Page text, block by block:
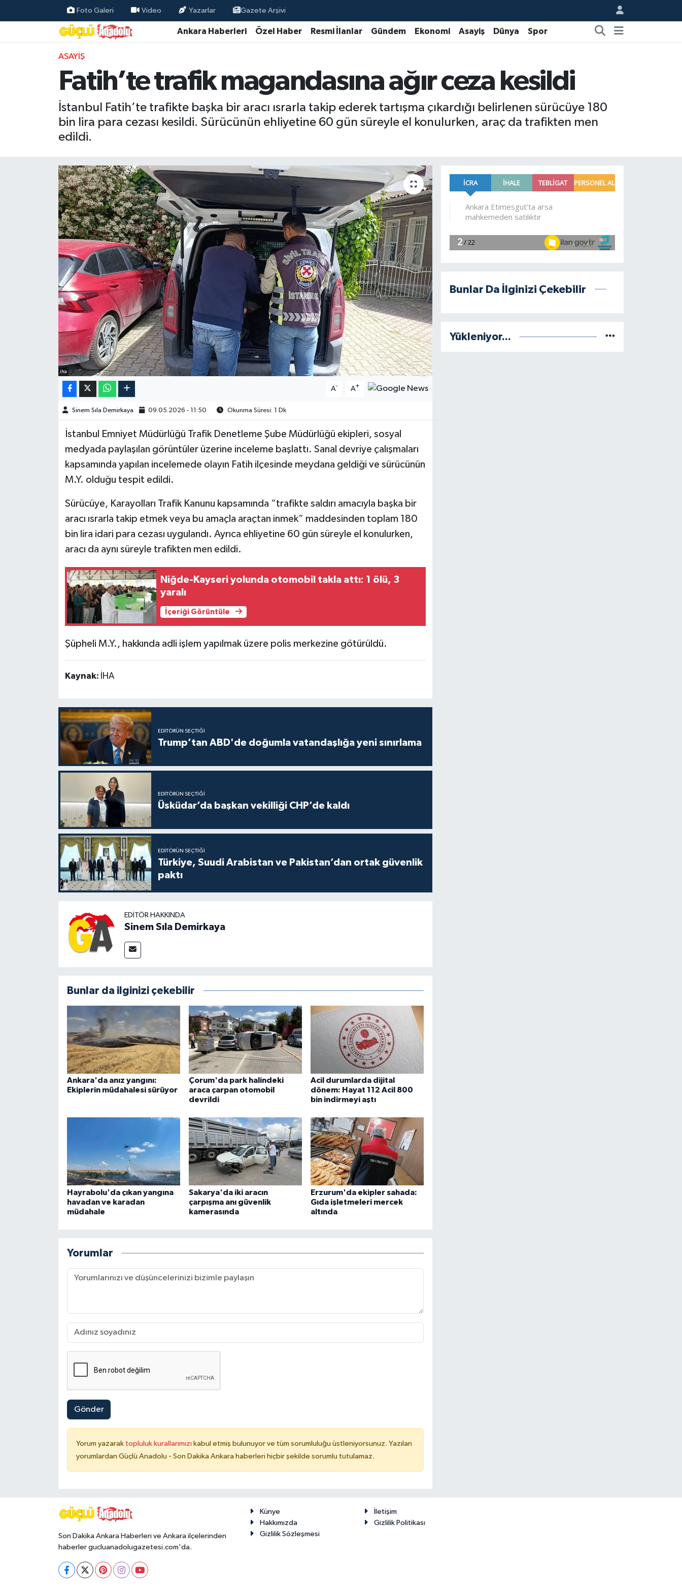
Foto Galeri Video Yazarlar Gazete Arşivi
Ankara Haberleri Özel Haber Resmi İlanlar Gündem Ekonomi Asayiş Dünya Spor
ASAYIŞ
Fatih’te trafik magandasına ağır ceza kesildi
İstanbul Fatih’te trafikte başka bir aracı ısrarla takip ederek tartışma çıkardığı belirlenen sürücüye 180
bin lira para cezası kesildi. Sürücünün ehliyetine 60 gün süreyle el konulurken, araç da trafikten men
edildi.
iha
A- A+
Sinem Sıla Demirkaya 09.05.2026 - 11:50 Okunma Süresi: 1 Dk
İstanbul Emniyet Müdürlüğü Trafik Denetleme Şube Müdürlüğü ekipleri, sosyal
medyada paylaşılan görüntüler üzerine inceleme başlattı. Sanal devriye çalışmaları
kapsamında yapılan incelemede olayın Fatih ilçesinde meydana geldiği ve sürücünün
M.Y. olduğu tespit edildi.
Sürücüye, Karayolları Trafik Kanunu kapsamında “trafikte saldırı amacıyla başka bir
aracı ısrarla takip etmek veya bu amaçla araçtan inmek” maddesinden toplam 180
bin lira idari para cezası uygulandı. Ayrıca ehliyetine 60 gün süreyle el konulurken,
aracı da aynı süreyle trafikten men edildi.
Niğde-Kayseri yolunda otomobil takla attı: 1 ölü, 3
yaralı
İçeriği Görüntüle
Şüpheli M.Y., hakkında adli işlem yapılmak üzere polis merkezine götürüldü.
Kaynak: İHA
EDITÖRÜN SEÇTIĞI
Trump’tan ABD'de doğumla vatandaşlığa yeni sınırlama
EDITÖRÜN SEÇTIĞI
Üsküdar’da başkan vekilliği CHP’de kaldı
EDITÖRÜN SEÇTIĞI
Türkiye, Suudi Arabistan ve Pakistan’dan ortak güvenlik
paktı
EDITÖR HAKKINDA
Sinem Sıla Demirkaya
Bunlar da ilginizi çekebilir
Ankara'da anız yangını:
Ekiplerin müdahalesi sürüyor
Çorum'da park halindeki
araca çarpan otomobil
devrildi
Acil durumlarda dijital
dönem: Hayat 112 Acil 800
bin indirmeyi aştı
Hayrabolu'da çıkan yangına
havadan ve karadan
müdahale
Sakarya'da iki aracın
çarpışma anı güvenlik
kamerasında
Erzurum'da ekipler sahada:
Gıda işletmeleri mercek
altında
Yorumlar
Gönder
Yorum yazarak topluluk kurallarımızı kabul etmiş bulunuyor ve tüm sorumluluğu üstleniyorsunuz. Yazılan
yorumlardan Güçlü Anadolu - Son Dakika Ankara haberleri hiçbir şekilde sorumlu tutulamaz.
Bunlar Da İlginizi Çekebilir
Yükleniyor...
Son Dakika Ankara Haberleri ve Ankara ilçelerinden
haberler gucluanadolugazetesi.com'da.
Künye
İletişim
Hakkımızda
Gizlilik Politikası
Gizlilik Sözleşmesi
Özel Haber
Resmi İlanlar
Ekonomi
Gündem
Magazin
Burç Yorumları
Hava Durumu
Kültür Sanat
Teknoloji
Televizyon